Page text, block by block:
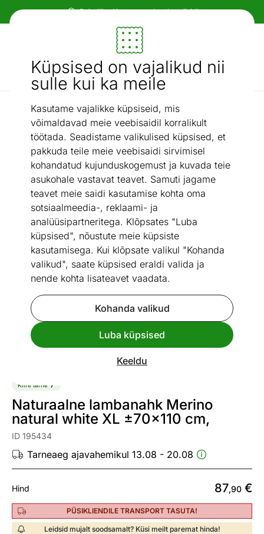
Küpsised on vajalikud nii
sulle kui ka meile
Kasutame vajalikke küpsiseid, mis
võimaldavad meie veebisaidil korralikult
töötada. Seadistame valikulised küpsised, et
pakkuda teile meie veebisaidi sirvimisel
kohandatud kujunduskogemust ja kuvada teie
asukohale vastavat teavet. Samuti jagame
teavet meie saidi kasutamise kohta oma
sotsiaalmeedia-, reklaami- ja
analüüsipartneritega. Klõpsates "Luba
küpsised", nõustute meie küpsiste
kasutamisega. Kui klõpsate valikul "Kohanda
valikud", saate küpsised eraldi valida ja
nende kohta lisateavet vaadata.
Kohanda valikud
Luba küpsised
Keeldu
Paindlikud ja mugavad makseviisid!
Mööbel ja sisustus - ON24
Otsi...
AI otsing
Lambanahad
Naturaalne lambanahk Merino natural white XL ±70x110 cm,
Vaata sarnaseid
Kiire tarne
Naturaalne lambanahk Merino
natural white XL ±70x110 cm,
ID 195434
Tarneaeg ajavahemikul 13.08 - 20.08
Hind 87,90 €
PÜSIKLIENDILE TRANSPORT TASUTA!
Leidsid mujalt soodsamalt? Küsi meilt paremat hinda!